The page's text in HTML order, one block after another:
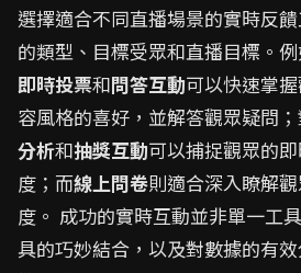
選擇適合不同直播場景的實時反
的類型、目標受眾和直播目標。
即時投票和問答互動可以快速掌
容風格的喜好，並解答觀眾疑問；
分析和抽獎互動可以捕捉觀眾的
度；而線上問卷則適合深入瞭解
度。 成功的實時互動並非單一工
具的巧妙結合，以及對數據的有